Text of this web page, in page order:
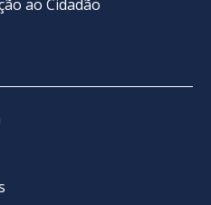
ao Cidadão